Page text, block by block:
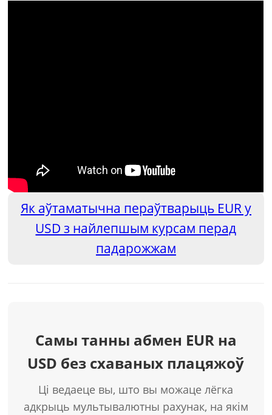
Як аўтаматычна пераўтварыць EUR у
USD з найлепшым курсам перад
падарожжам
Самы танны абмен EUR на
USD без схаваных плацяжоў
Ці ведаеце вы, што вы можаце лёгка
адкрыць мультывалютны рахунак, на якім